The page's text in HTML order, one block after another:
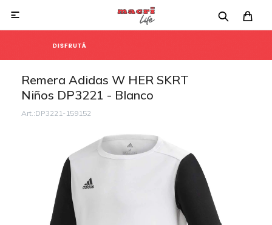

Remera Adidas W HER SKRT
Niños DP3221 - Blanco
DP3221-159152